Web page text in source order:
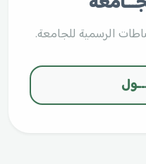
الرسمية للجامعة.